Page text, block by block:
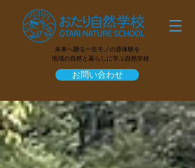
未来へ贈る一生モノの原体験を
地域の自然と暮らしに学ぶ自然学校
お問い合わせ